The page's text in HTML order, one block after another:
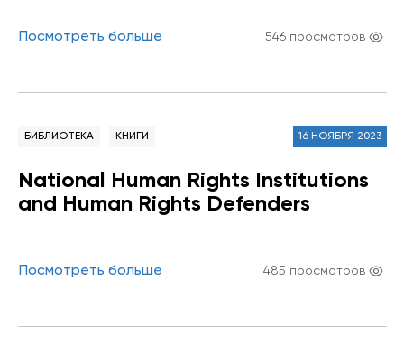
Посмотреть больше 546 просмотров
БИБЛИОТЕКА КНИГИ 16 НОЯБРЯ 2023
National Human Rights Institutions
and Human Rights Defenders
Посмотреть больше 485 просмотров